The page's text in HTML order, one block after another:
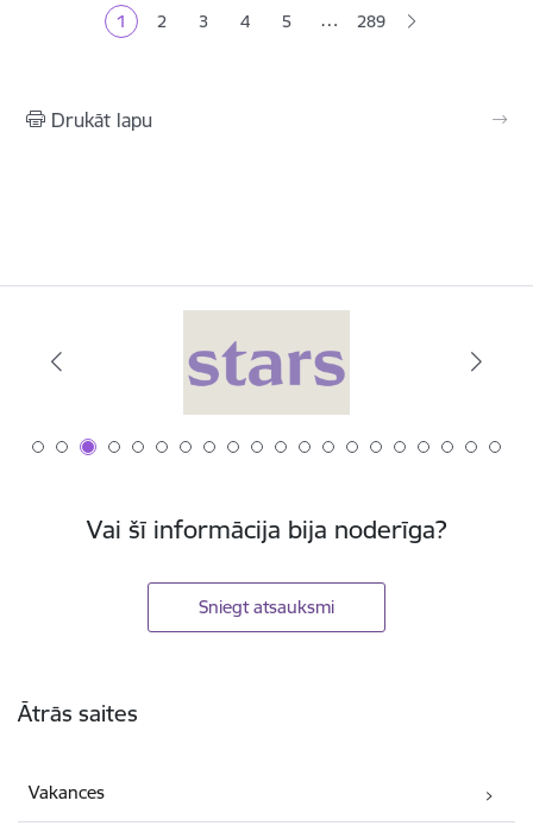
Pašreizējā lapa
1 Lapa
2 Lapa
3 Lapa
4 Lapa
5 … 289
Drukāt lapu
Vai šī informācija bija noderīga?
Sniegt atsauksmi
Ātrās saites
Vakances